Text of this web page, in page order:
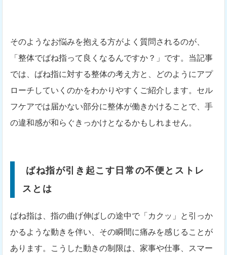
そのようなお悩みを抱える方がよく質問されるのが、
「整体でばね指って良くなるんですか？」です。当記事
では、ばね指に対する整体の考え方と、どのようにアプ
ローチしていくのかをわかりやすくご紹介します。セル
フケアでは届かない部分に整体が働きかけることで、手
の違和感が和らぐきっかけとなるかもしれません。
ばね指が引き起こす日常の不便とストレ
スとは
ばね指は、指の曲げ伸ばしの途中で「カクッ」と引っか
かるような動きを伴い、その瞬間に痛みを感じることが
あります。こうした動きの制限は、家事や仕事、スマー